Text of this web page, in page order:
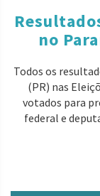
no
Todos os
(PR) nas
votados para
federal e